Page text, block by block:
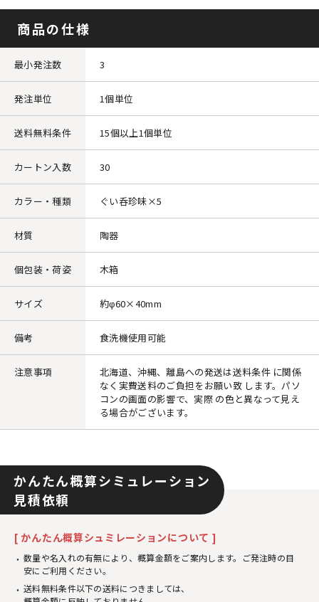
商品の仕様
最小発注数 3
発注単位 1個単位
送料無料条件 15個以上1個単位
カートン入数 30
カラー・種類 ぐい呑珍味×5
材質 陶器
個包装・荷姿 木箱
サイズ 約φ60×40mm
備考 食洗機使用可能
注意事項
北海道、沖縄、離島への発送は送料条件 に関係
なく実費送料のご負担をお願い致 します。パソ
コンの画面の影響で、実際 の色と異なって見え
る場合がございます。
かんたん概算シミュレーション
見積依頼
[ かんたん概算シュミレーションについて ]
数量や名入れの有無により、概算金額をご案内します。ご発注時の目
安にご利用ください。
送料無料条件以下の送料につきましては、